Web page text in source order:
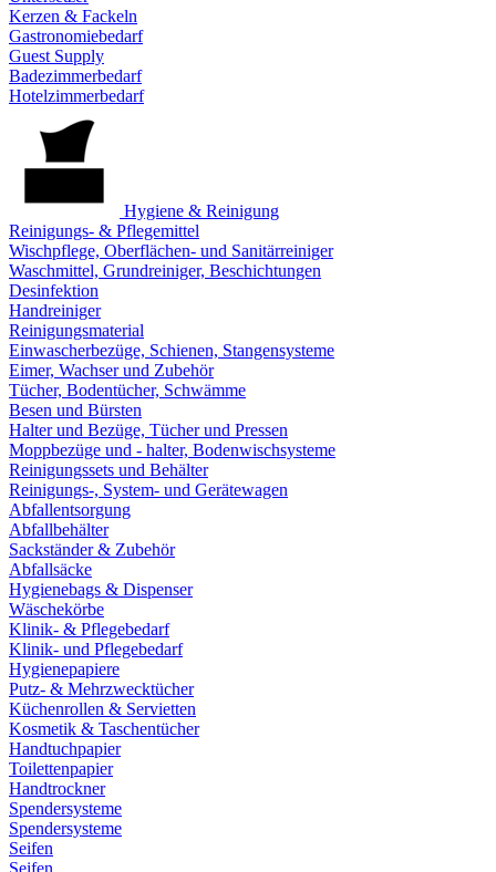
Kerzen & Fackeln
Gastronomiebedarf
Guest Supply
Badezimmerbedarf
Hotelzimmerbedarf
Hygiene & Reinigung
Reinigungs- & Pflegemittel
Wischpflege, Oberflächen- und Sanitärreiniger
Waschmittel, Grundreiniger, Beschichtungen
Desinfektion
Handreiniger
Reinigungsmaterial
Einwascherbezüge, Schienen, Stangensysteme
Eimer, Wachser und Zubehör
Tücher, Bodentücher, Schwämme
Besen und Bürsten
Halter und Bezüge, Tücher und Pressen
Moppbezüge und - halter, Bodenwischsysteme
Reinigungssets und Behälter
Reinigungs-, System- und Gerätewagen
Abfallentsorgung
Abfallbehälter
Sackständer & Zubehör
Abfallsäcke
Hygienebags & Dispenser
Wäschekörbe
Klinik- & Pflegebedarf
Klinik- und Pflegebedarf
Hygienepapiere
Putz- & Mehrzwecktücher
Küchenrollen & Servietten
Kosmetik & Taschentücher
Handtuchpapier
Toilettenpapier
Handtrockner
Spendersysteme
Spendersysteme
Seifen